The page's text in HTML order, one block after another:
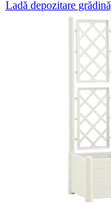
Ladă depozitare